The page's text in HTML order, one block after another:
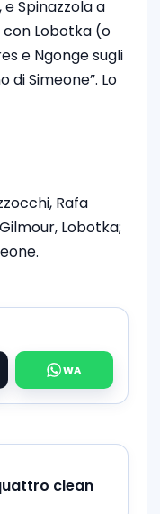
Spinazzola a
Lobotka (o
e Ngonge sugli
di Simeone”. Lo
Rafa
Lobotka;
clean